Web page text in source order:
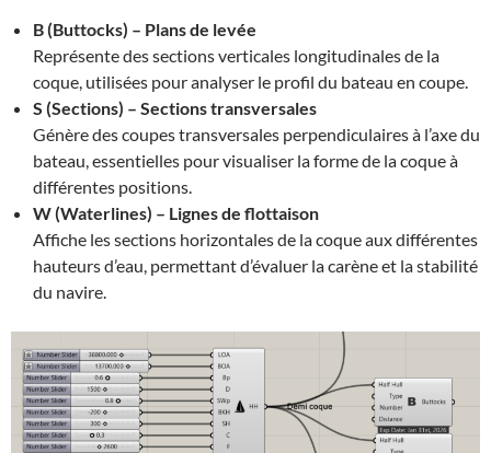
B (Buttocks) – Plans de levée
Représente des sections verticales longitudinales de la
coque, utilisées pour analyser le profil du bateau en coupe.
S (Sections) – Sections transversales
Génère des coupes transversales perpendiculaires à l’axe du
bateau, essentielles pour visualiser la forme de la coque à
différentes positions.
W (Waterlines) – Lignes de flottaison
Affiche les sections horizontales de la coque aux différentes
hauteurs d’eau, permettant d’évaluer la carène et la stabilité
du navire.